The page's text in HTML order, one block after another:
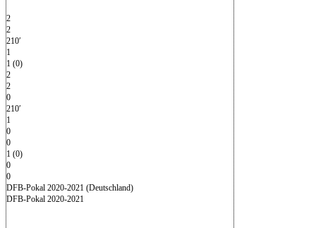
2
2
210′
1
1 (0)
2
2
0
210′
1
0
0
1 (0)
0
0
DFB-Pokal 2020-2021 (Deutschland)
DFB-Pokal 2020-2021